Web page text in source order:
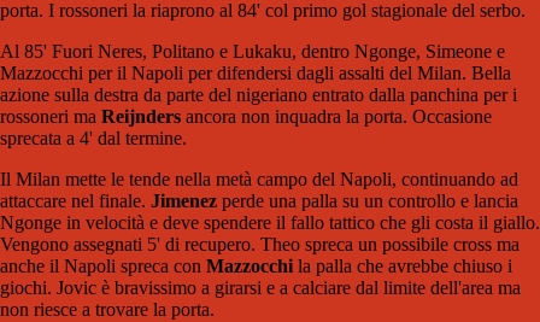
porta. I rossoneri la riaprono al 84' col primo gol stagionale del serbo.
Al 85' Fuori Neres, Politano e Lukaku, dentro Ngonge, Simeone e
Mazzocchi per il Napoli per difendersi dagli assalti del Milan. Bella
azione sulla destra da parte del nigeriano entrato dalla panchina per i
rossoneri ma Reijnders ancora non inquadra la porta. Occasione
sprecata a 4' dal termine.
Il Milan mette le tende nella metà campo del Napoli, continuando ad
attaccare nel finale. Jimenez perde una palla su un controllo e lancia
Ngonge in velocità e deve spendere il fallo tattico che gli costa il giallo.
Vengono assegnati 5' di recupero. Theo spreca un possibile cross ma
anche il Napoli spreca con Mazzocchila palla che avrebbe chiuso i
giochi. Jovic è bravissimo a girarsi e a calciare dal limite dell'area ma
non riesce a trovare la porta.